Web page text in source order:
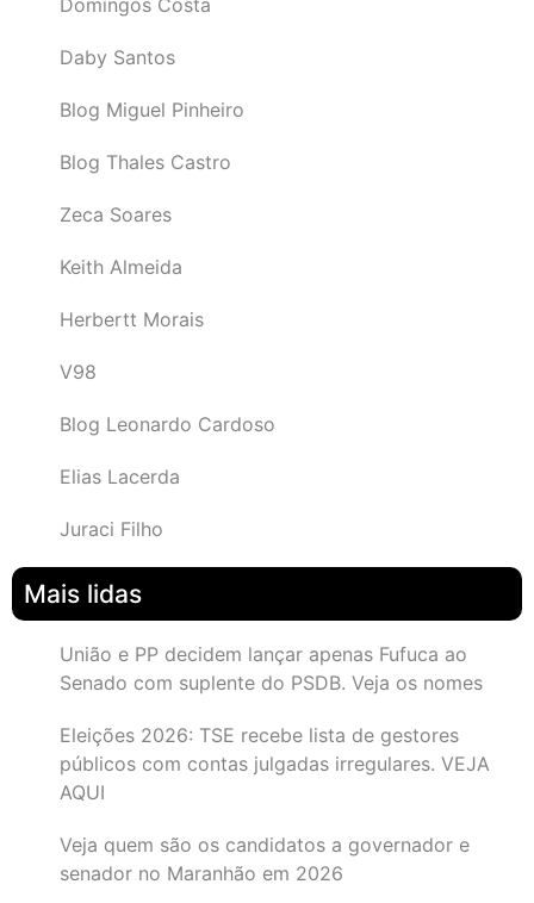
Daby Santos
Blog Miguel Pinheiro
Blog Thales Castro
Zeca Soares
Keith Almeida
Herbertt Morais
V98
Blog Leonardo Cardoso
Elias Lacerda
Juraci Filho
Mais lidas
União e PP decidem lançar apenas Fufuca ao
Senado com suplente do PSDB. Veja os nomes
Eleições 2026: TSE recebe lista de gestores
públicos com contas julgadas irregulares. VEJA
AQUI
Veja quem são os candidatos a governador e
senador no Maranhão em 2026